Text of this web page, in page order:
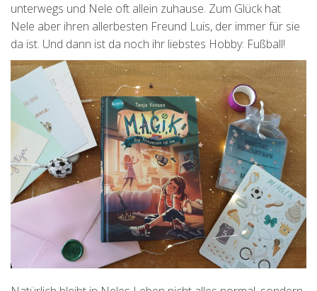
unterwegs und Nele oft allein zuhause. Zum Glück hat
Nele aber ihren allerbesten Freund Luis, der immer für sie
da ist. Und dann ist da noch ihr liebstes Hobby: Fußball!